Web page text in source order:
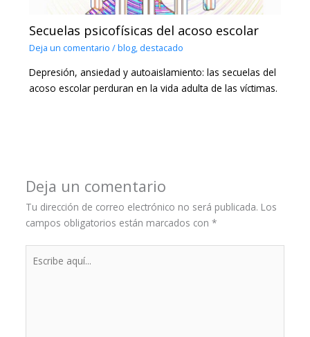
Secuelas psicofísicas del acoso escolar
Deja un comentario /blog, destacado
Depresión, ansiedad y autoaislamiento: las secuelas del
acoso escolar perduran en la vida adulta de las víctimas.
Deja un comentario
Tu dirección de correo electrónico no será publicada. Los
campos obligatorios están marcados con *
aquí...